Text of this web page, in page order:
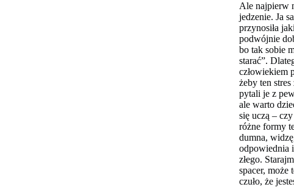
Ale najpierw
jedzenie. Ja
przynosiła
podwójnie
bo tak sobie
starać”.
człowiekiem
żeby ten
pytali je z
ale warto
się uczą –
różne formy
dumna,
odpowiednia
złego.
spacer, może
czuło, że